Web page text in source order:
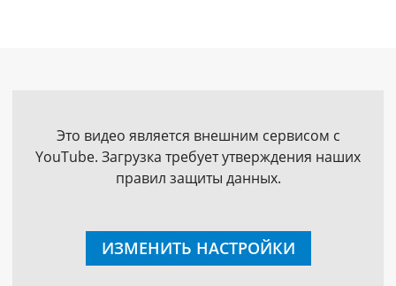
Это видео является внешним сервисом с
YouTube. Загрузка требует утверждения наших
правил защиты данных.
ИЗМЕНИТЬ НАСТРОЙКИ